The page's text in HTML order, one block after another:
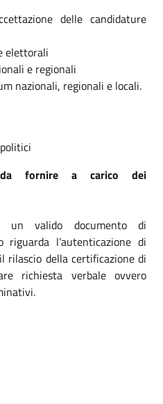
delle candidature
elettorali
e regionali
nazionali, regionali e locali.
da fornire a carico dei
un valido documento di
riguarda l’autenticazione di
rilascio della certificazione di
richiesta verbale ovvero